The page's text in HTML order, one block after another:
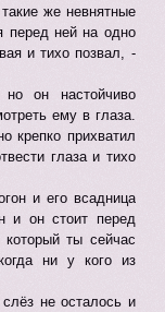
же невнятные
перед ней на одно
и тихо позвал, -
он настойчиво
ему в глаза.
крепко прихватил
глаза и тихо
и его всадница
и он стоит перед
ты сейчас
ни у кого из
не осталось и